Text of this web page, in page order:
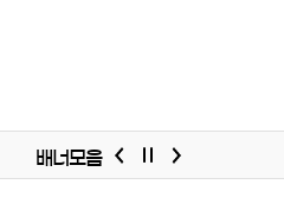
배너모음